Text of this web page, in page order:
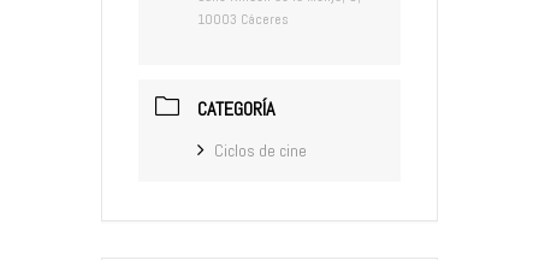
10003 Cáceres
CATEGORÍA
Ciclos de cine